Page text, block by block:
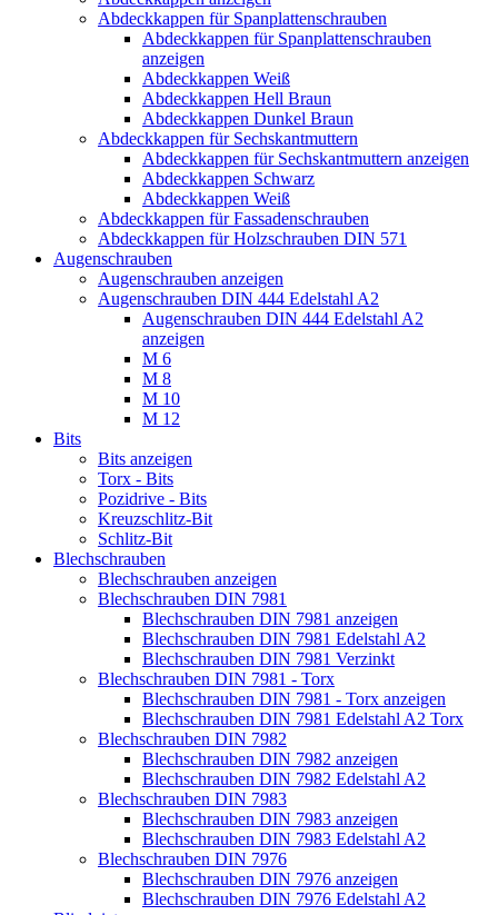
Abdeckkappen für Spanplattenschrauben
Abdeckkappen für Spanplattenschrauben
anzeigen
Abdeckkappen Weiß
Abdeckkappen Hell Braun
Abdeckkappen Dunkel Braun
Abdeckkappen für Sechskantmuttern
Abdeckkappen für Sechskantmuttern anzeigen
Abdeckkappen Schwarz
Abdeckkappen Weiß
Abdeckkappen für Fassadenschrauben
Abdeckkappen für Holzschrauben DIN 571
Augenschrauben
Augenschrauben anzeigen
Augenschrauben DIN 444 Edelstahl A2
Augenschrauben DIN 444 Edelstahl A2
anzeigen
M 6
M 8
M 10
M 12
Bits
Bits anzeigen
Torx - Bits
Pozidrive - Bits
Kreuzschlitz-Bit
Schlitz-Bit
Blechschrauben
Blechschrauben anzeigen
Blechschrauben DIN 7981
Blechschrauben DIN 7981 anzeigen
Blechschrauben DIN 7981 Edelstahl A2
Blechschrauben DIN 7981 Verzinkt
Blechschrauben DIN 7981 - Torx
Blechschrauben DIN 7981 - Torx anzeigen
Blechschrauben DIN 7981 Edelstahl A2 Torx
Blechschrauben DIN 7982
Blechschrauben DIN 7982 anzeigen
Blechschrauben DIN 7982 Edelstahl A2
Blechschrauben DIN 7983
Blechschrauben DIN 7983 anzeigen
Blechschrauben DIN 7983 Edelstahl A2
Blechschrauben DIN 7976
Blechschrauben DIN 7976 anzeigen
Blechschrauben DIN 7976 Edelstahl A2